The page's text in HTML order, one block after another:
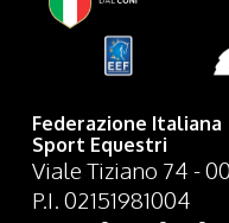
Federazione Italiana
Sport Equestri
Viale Tiziano 74 -
P.I. 02151981004